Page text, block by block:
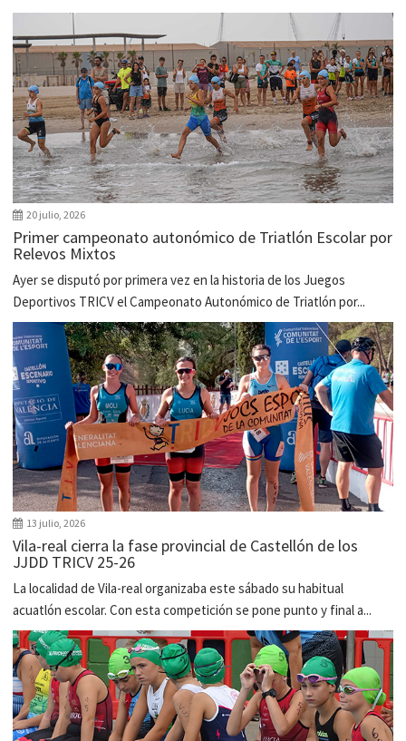
20 julio, 2026
Primer campeonato autonómico de Triatlón Escolar por
Relevos Mixtos
Ayer se disputó por primera vez en la historia de los Juegos
Deportivos TRICV el Campeonato Autonómico de Triatlón por...
13 julio, 2026
Vila-real cierra la fase provincial de Castellón de los
JJDD TRICV 25-26
La localidad de Vila-real organizaba este sábado su habitual
acuatlón escolar. Con esta competición se pone punto y final a...